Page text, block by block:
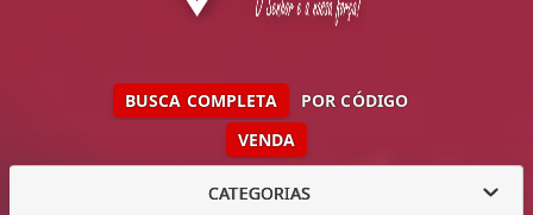
VENDA
BUSCA COMPLETA POR CÓDIGO
CATEGORIAS